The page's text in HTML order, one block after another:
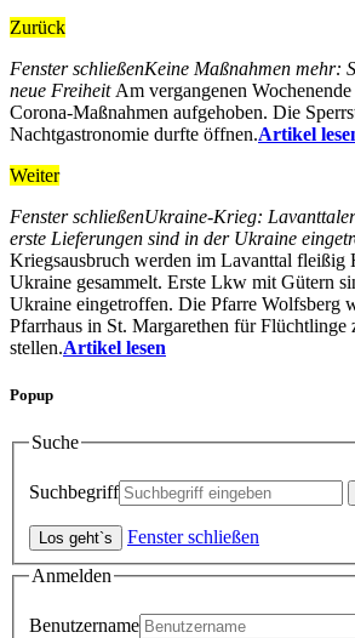
Zurück
Fenster schließenKeine Maßnahmen mehr:
neue Freiheit Am vergangenen
Corona-Maßnahmen aufgehoben. Die
Nachtgastronomie durfte öffnen.Artikel
Weiter
Fenster schließenUkraine-Krieg: Lavanttaler
erste Lieferungen sind in der Ukraine
Kriegsausbruch werden im Lavanttal fleißig
Ukraine gesammelt. Erste Lkw mit Gütern
Ukraine eingetroffen. Die Pfarre Wolfsberg
Pfarrhaus in St. Margarethen für Flüchtlinge
stellen.Artikel lesen
Popup
Suche
Suchbegriff
Fenster schließen
Anmelden
Benutzername